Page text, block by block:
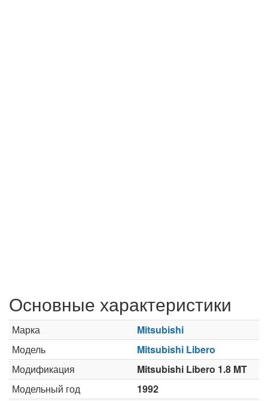
Основные характеристики
Марка
Mitsubishi
Модель
Mitsubishi Libero
Модификация
Mitsubishi Libero 1.8 MT
Модельный год
1992